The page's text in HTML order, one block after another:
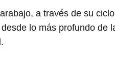
a través de su
lo más profundo de